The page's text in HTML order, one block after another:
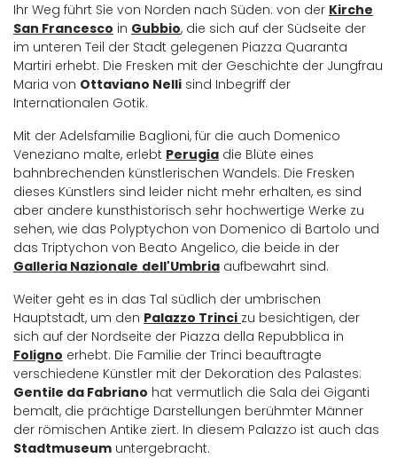
Ihr Weg führt Sie von Norden nach Süden: von der Kirche
San Francesco in Gubbio, die sich auf der Südseite der
im unteren Teil der Stadt gelegenen Piazza Quaranta
Martiri erhebt. Die Fresken mit der Geschichte der Jungfrau
Maria von Ottaviano Nelli sind Inbegriff der
Internationalen Gotik.
Mit der Adelsfamilie Baglioni, für die auch Domenico
Veneziano malte, erlebt Perugia die Blüte eines
bahnbrechenden künstlerischen Wandels: Die Fresken
dieses Künstlers sind leider nicht mehr erhalten, es sind
aber andere kunsthistorisch sehr hochwertige Werke zu
sehen, wie das Polyptychon von Domenico di Bartolo und
das Triptychon von Beato Angelico, die beide in der
Galleria Nazionale dell'Umbria aufbewahrt sind.
Weiter geht es in das Tal südlich der umbrischen
Hauptstadt, um den Palazzo Trinci zu besichtigen, der
sich auf der Nordseite der Piazza della Repubblica in
Foligno erhebt. Die Familie der Trinci beauftragte
verschiedene Künstler mit der Dekoration des Palastes:
Gentile da Fabriano hat vermutlich die Sala dei Giganti
bemalt, die prächtige Darstellungen berühmter Männer
der römischen Antike ziert. In diesem Palazzo ist auch das
Stadtmuseum untergebracht.